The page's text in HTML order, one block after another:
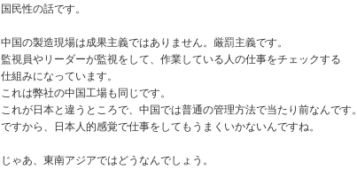
国民性の話です。
中国の製造現場は成果主義ではありません。厳罰主義です。
監視員やリーダーが監視をして、作業している人の仕事をチェックする
仕組みになっています。
これは弊社の中国工場も同じです。
これが日本と違うところで、中国では普通の管理方法で当たり前なんです。
ですから、日本人的感覚で仕事をしてもうまくいかないんですね。
じゃあ、東南アジアではどうなんでしょう。